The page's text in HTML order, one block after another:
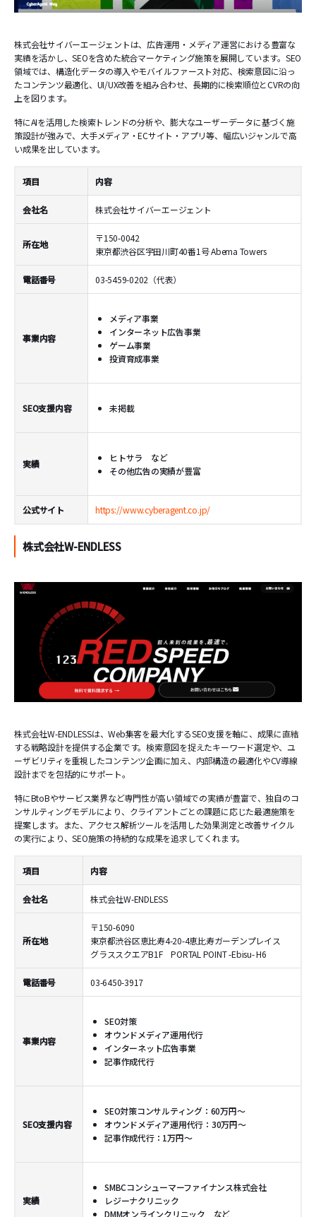
株式会社サイバーエージェントは、広告運用・メディア運営における豊富な
実績を活かし、SEOを含めた統合マーケティング施策を展開しています。SEO
領域では、構造化データの導入やモバイルファースト対応、検索意図に沿っ
たコンテンツ最適化、UI/UX改善を組み合わせ、長期的に検索順位とCVRの向
上を図ります。
特にAIを活用した検索トレンドの分析や、膨大なユーザーデータに基づく施
策設計が強みで、大手メディア・ECサイト・アプリ等、幅広いジャンルで高
い成果を出しています。
項目 内容
会社名 株式会社サイバーエージェント
所在地
〒150-0042
東京都渋谷区宇田川町40番1号 Abema Towers
電話番号 03-5459-0202（代表）
事業内容
メディア事業
インターネット広告事業
ゲーム事業
投資育成事業
SEO支援内容 未掲載
実績
ヒトサラ など
その他広告の実績が豊富
公式サイト https://www.cyberagent.co.jp/
株式会社W-ENDLESS
株式会社W-ENDLESSは、Web集客を最大化するSEO支援を軸に、成果に直結
する戦略設計を提供する企業です。検索意図を捉えたキーワード選定や、ユ
ーザビリティを重視したコンテンツ企画に加え、内部構造の最適化やCV導線
設計までを包括的にサポート。
特にBtoBやサービス業界など専門性が高い領域での実績が豊富で、独自のコ
ンサルティングモデルにより、クライアントごとの課題に応じた最適施策を
提案します。また、アクセス解析ツールを活用した効果測定と改善サイクル
の実行により、SEO施策の持続的な成果を追求してくれます。
項目 内容
会社名 株式会社W-ENDLESS
所在地
〒150-6090
東京都渋谷区恵比寿4-20-4恵比寿ガーデンプレイス
グラススクエアB1F PORTAL POINT -Ebisu- H6
電話番号 03-6450-3917
事業内容
SEO対策
オウンドメディア運用代行
インターネット広告事業
記事作成代行
SEO支援内容
SEO対策コンサルティング：60万円～
オウンドメディア運用代行：30万円～
記事作成代行：1万円～
実績
SMBCコンシューマーファイナンス株式会社
レジーナクリニック
DMMオンラインクリニック など